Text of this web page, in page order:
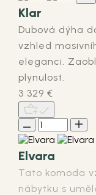
Klar
Dubová dýha
vzhled
eleganci.
plynulost.
3 329 €
Elvara
Tato komoda
nábytku s